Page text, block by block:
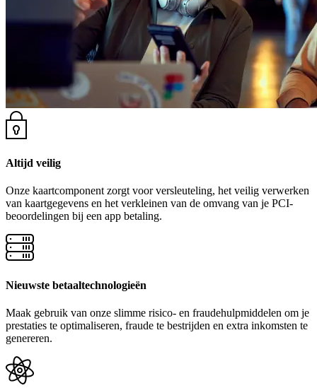
Altijd veilig
Onze kaartcomponent zorgt voor versleuteling, het veilig verwerken
van kaartgegevens en het verkleinen van de omvang van je PCI-
beoordelingen bij een app betaling.
Nieuwste betaaltechnologieën
Maak gebruik van onze slimme risico- en fraudehulpmiddelen om je
prestaties te optimaliseren, fraude te bestrijden en extra inkomsten te
genereren.